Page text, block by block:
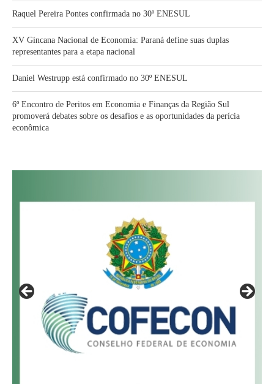
Raquel Pereira Pontes confirmada no 30º ENESUL
XV Gincana Nacional de Economia: Paraná define suas duplas
representantes para a etapa nacional
Daniel Westrupp está confirmado no 30º ENESUL
6º Encontro de Peritos em Economia e Finanças da Região Sul
promoverá debates sobre os desafios e as oportunidades da perícia
econômica